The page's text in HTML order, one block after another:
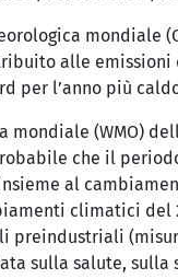
mondiale
alle emissioni
per l’anno più
mondiale (WMO)
che il
al
climatici
preindustriali
sulla salute, sulla